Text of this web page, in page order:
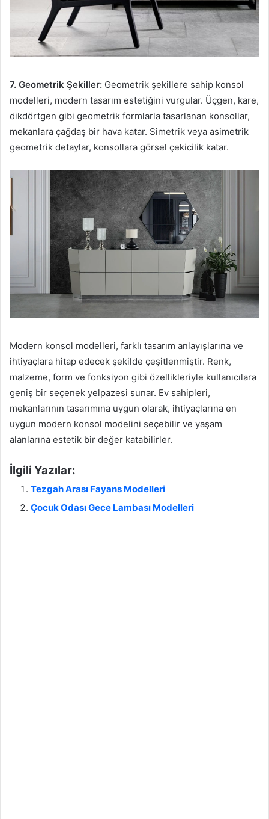
7. Geometrik Şekiller: Geometrik şekillere sahip konsol
modelleri, modern tasarım estetiğini vurgular. Üçgen, kare,
dikdörtgen gibi geometrik formlarla tasarlanan konsollar,
mekanlara çağdaş bir hava katar. Simetrik veya asimetrik
geometrik detaylar, konsollara görsel çekicilik katar.
Modern konsol modelleri, farklı tasarım anlayışlarına ve
ihtiyaçlara hitap edecek şekilde çeşitlenmiştir. Renk,
malzeme, form ve fonksiyon gibi özellikleriyle kullanıcılara
geniş bir seçenek yelpazesi sunar. Ev sahipleri,
mekanlarının tasarımına uygun olarak, ihtiyaçlarına en
uygun modern konsol modelini seçebilir ve yaşam
alanlarına estetik bir değer katabilirler.
İlgili Yazılar:
Tezgah Arası Fayans Modelleri
Çocuk Odası Gece Lambası Modelleri